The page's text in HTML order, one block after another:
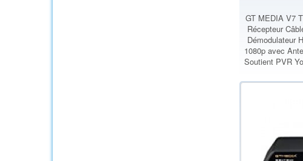
GT MEDIA V7
Récepteur
Démodulateur
1080p avec
Soutient PVR